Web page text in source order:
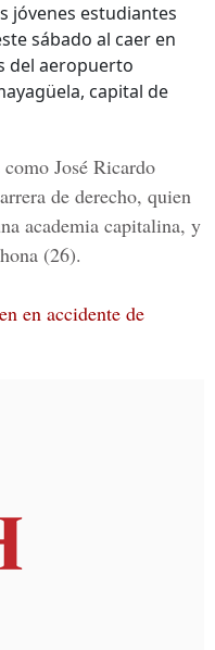
jóvenes estudiantes
sábado al caer en
del aeropuerto
capital de
José Ricardo
de derecho, quien
academia capitalina, y
(26).
en accidente de